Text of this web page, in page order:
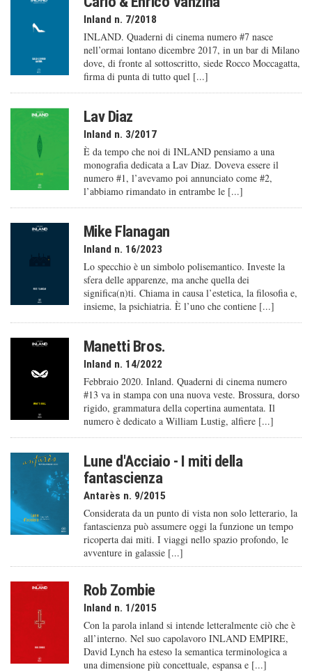
Inland n. 7/2018
INLAND. Quaderni di cinema numero #7 nasce
nell’ormai lontano dicembre 2017, in un bar di Milano
dove, di fronte al sottoscritto, siede Rocco Moccagatta,
firma di punta di tutto quel [...]
Lav Diaz
Inland n. 3/2017
È da tempo che noi di INLAND pensiamo a una
monografia dedicata a Lav Diaz. Doveva essere il
numero #1, l’avevamo poi annunciato come #2,
l’abbiamo rimandato in entrambe le [...]
Mike Flanagan
Inland n. 16/2023
Lo specchio è un simbolo polisemantico. Investe la
sfera delle apparenze, ma anche quella dei
significa(n)ti. Chiama in causa l’estetica, la filosofia e,
insieme, la psichiatria. È l’uno che contiene [...]
Manetti Bros.
Inland n. 14/2022
Febbraio 2020. Inland. Quaderni di cinema numero
#13 va in stampa con una nuova veste. Brossura, dorso
rigido, grammatura della copertina aumentata. Il
numero è dedicato a William Lustig, alfiere [...]
Lune d'Acciaio - I miti della
fantascienza
Antarès n. 9/2015
Considerata da un punto di vista non solo letterario, la
fantascienza può assumere oggi la funzione un tempo
ricoperta dai miti. I viaggi nello spazio profondo, le
avventure in galassie [...]
Rob Zombie
Inland n. 1/2015
Con la parola inland si intende letteralmente ciò che è
all’interno. Nel suo capolavoro INLAND EMPIRE,
David Lynch ha esteso la semantica terminologica a
una dimensione più concettuale, espansa e [...]